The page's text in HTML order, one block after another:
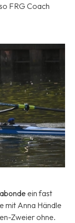
FRG Coach
ein fast
mit Anna Händle
Zweier ohne.